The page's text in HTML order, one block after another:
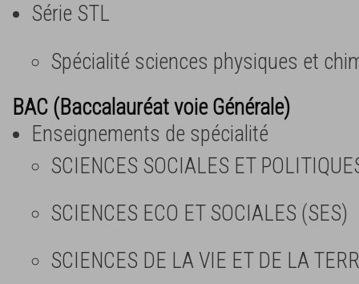
Série STL
Spécialité sciences physiques et
BAC (Baccalauréat voie Générale)
Enseignements de spécialité
SCIENCES SOCIALES ET
SCIENCES ECO ET SOCIALES (SES)
SCIENCES DE LA VIE ET DE LA